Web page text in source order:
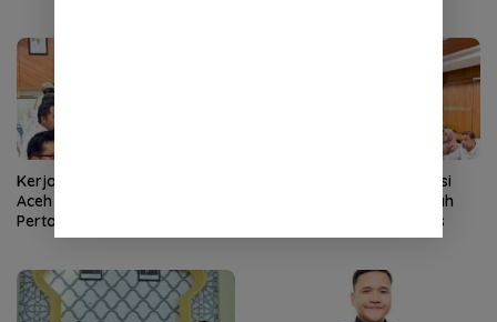
Kerja Cepat Tim Pemerintah
Aceh Membuahkan Hasil,
Pertamina Tambah
Penyaluran BBM
Pemerintah Aceh Evaluasi
Kelangkaan, SBA Tambah
Pasokan Semen Andalas